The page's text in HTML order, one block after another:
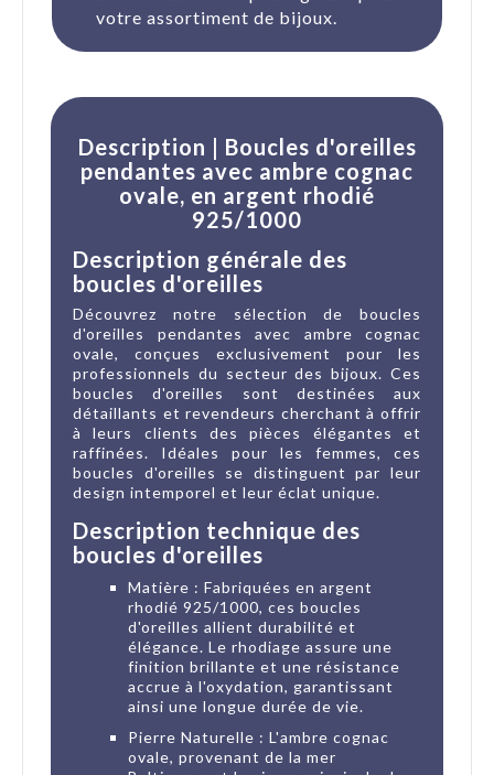
votre assortiment de bijoux.
Description | Boucles d'oreilles
pendantes avec ambre cognac
ovale, en argent rhodié
925/1000
Description générale des
boucles d'oreilles
Découvrez notre sélection de boucles
d'oreilles pendantes avec ambre cognac
ovale, conçues exclusivement pour les
professionnels du secteur des bijoux. Ces
boucles d'oreilles sont destinées aux
détaillants et revendeurs cherchant à offrir
à leurs clients des pièces élégantes et
raffinées. Idéales pour les femmes, ces
boucles d'oreilles se distinguent par leur
design intemporel et leur éclat unique.
Description technique des
boucles d'oreilles
Matière : Fabriquées en argent
rhodié 925/1000, ces boucles
d'oreilles allient durabilité et
élégance. Le rhodiage assure une
finition brillante et une résistance
accrue à l'oxydation, garantissant
ainsi une longue durée de vie.
Pierre Naturelle : L'ambre cognac
ovale, provenant de la mer